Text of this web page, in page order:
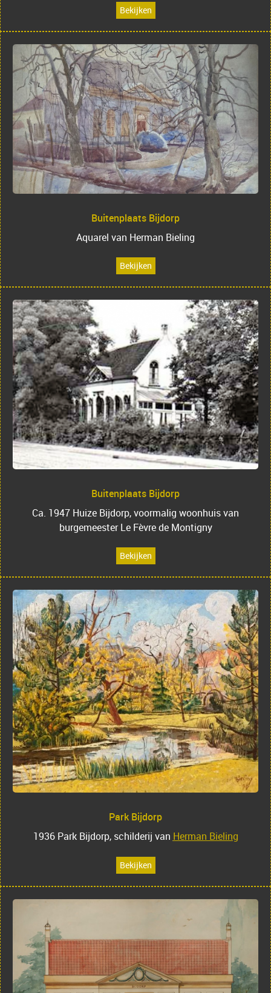
Bekijken
Buitenplaats Bijdorp
Aquarel van Herman Bieling
Bekijken
Buitenplaats Bijdorp
Ca. 1947 Huize Bijdorp, voormalig woonhuis van
burgemeester Le Fèvre de Montigny
Bekijken
Park Bijdorp
1936 Park Bijdorp, schilderij van Herman Bieling
Bekijken